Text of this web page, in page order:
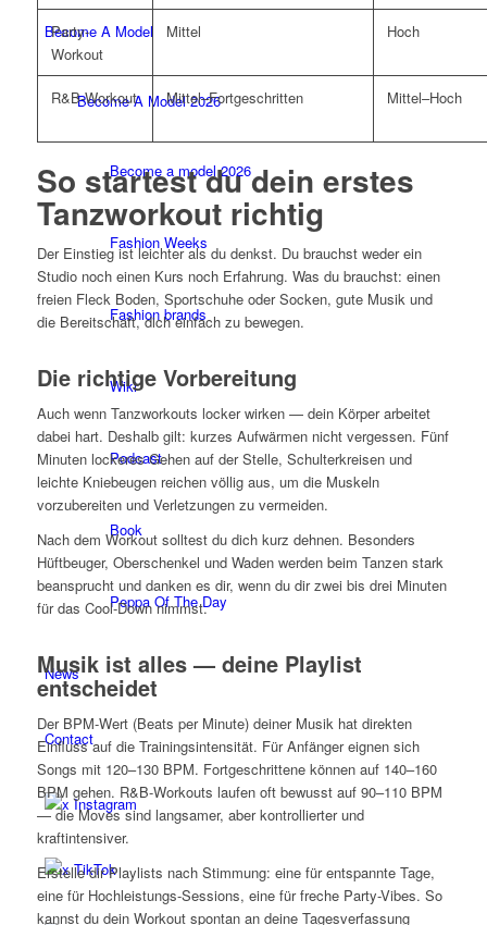
Become A Model
Become A Model 2026
Become a model 2026
Fashion Weeks
Fashion brands
Wiki
Podcast
Book
Peppa Of The Day
News
Contact
x Instagram
x TikTok
Party-
Workout
Mittel Hoch
R&B-Workout Mittel–Fortgeschritten Mittel–Hoch
So startest du dein erstes
Tanzworkout richtig
Der Einstieg ist leichter als du denkst. Du brauchst weder ein
Studio noch einen Kurs noch Erfahrung. Was du brauchst: einen
freien Fleck Boden, Sportschuhe oder Socken, gute Musik und
die Bereitschaft, dich einfach zu bewegen.
Die richtige Vorbereitung
Auch wenn Tanzworkouts locker wirken — dein Körper arbeitet
dabei hart. Deshalb gilt: kurzes Aufwärmen nicht vergessen. Fünf
Minuten lockeres Gehen auf der Stelle, Schulterkreisen und
leichte Kniebeugen reichen völlig aus, um die Muskeln
vorzubereiten und Verletzungen zu vermeiden.
Nach dem Workout solltest du dich kurz dehnen. Besonders
Hüftbeuger, Oberschenkel und Waden werden beim Tanzen stark
beansprucht und danken es dir, wenn du dir zwei bis drei Minuten
für das Cool-Down nimmst.
Musik ist alles — deine Playlist
entscheidet
Der BPM-Wert (Beats per Minute) deiner Musik hat direkten
Einfluss auf die Trainingsintensität. Für Anfänger eignen sich
Songs mit 120–130 BPM. Fortgeschrittene können auf 140–160
BPM gehen. R&B-Workouts laufen oft bewusst auf 90–110 BPM
— die Moves sind langsamer, aber kontrollierter und
kraftintensiver.
Erstelle dir Playlists nach Stimmung: eine für entspannte Tage,
eine für Hochleistungs-Sessions, eine für freche Party-Vibes. So
kannst du dein Workout spontan an deine Tagesverfassung